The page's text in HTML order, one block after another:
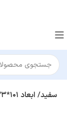
شلف ایکیا مدل VESKEN سفید/ ابعاد ۱۰۱*۲۳*۳۷ سانتی‌متر